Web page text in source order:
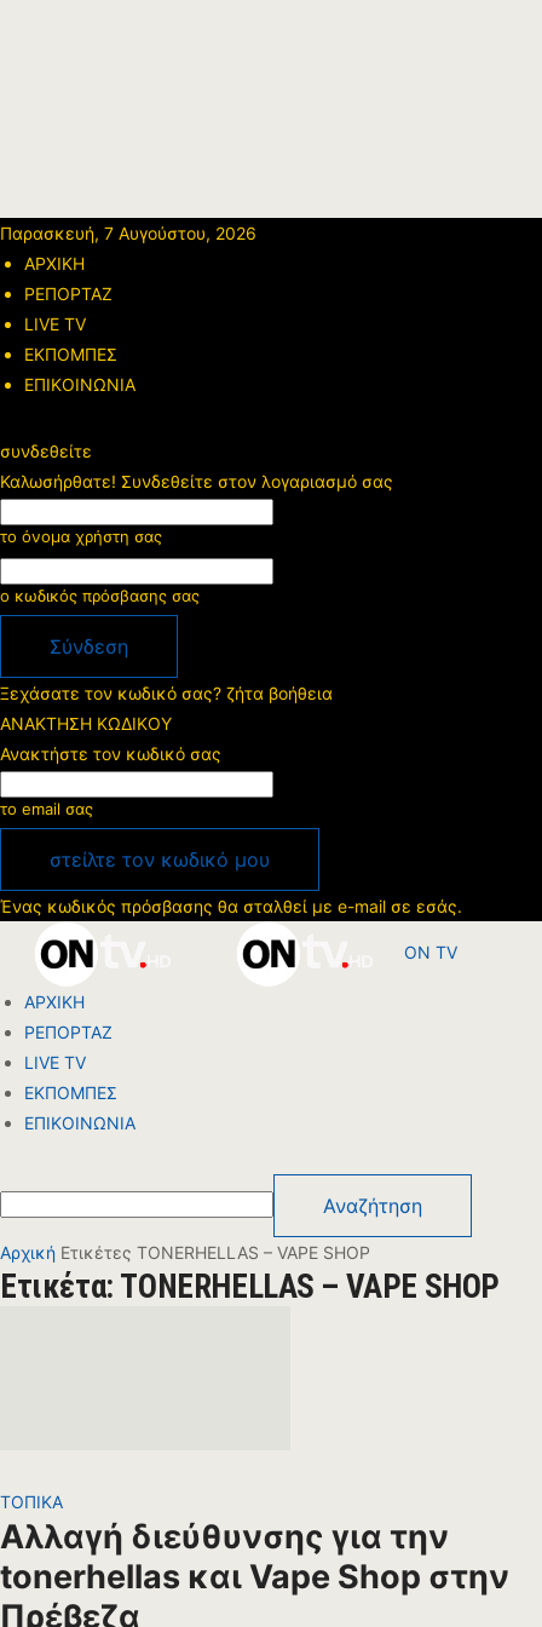
Παρασκευή, 7 Αυγούστου, 2026
ΑΡΧΙΚΗ
ΡΕΠΟΡΤΑΖ
LIVE TV
ΕΚΠΟΜΠΕΣ
ΕΠΙΚΟΙΝΩΝΙΑ
συνδεθείτε
Καλωσήρθατε! Συνδεθείτε στον λογαριασμό σας
το όνομα χρήστη σας
ο κωδικός πρόσβασης σας
Ξεχάσατε τον κωδικό σας? ζήτα βοήθεια
ΑΝΑΚΤΗΣΗ ΚΩΔΙΚΟΥ
Ανακτήστε τον κωδικό σας
το email σας
Ένας κωδικός πρόσβασης θα σταλθεί με e-mail σε εσάς.
ON TV
ΑΡΧΙΚΗ
ΡΕΠΟΡΤΑΖ
LIVE TV
ΕΚΠΟΜΠΕΣ
ΕΠΙΚΟΙΝΩΝΙΑ
Αρχική Ετικέτες TONERHELLAS – VAPE SHOP
Ετικέτα: TONERHELLAS – VAPE SHOP
ΤΟΠΙΚΑ
Αλλαγή διεύθυνσης για την
tonerhellas και Vape Shop στην
Πρέβεζα